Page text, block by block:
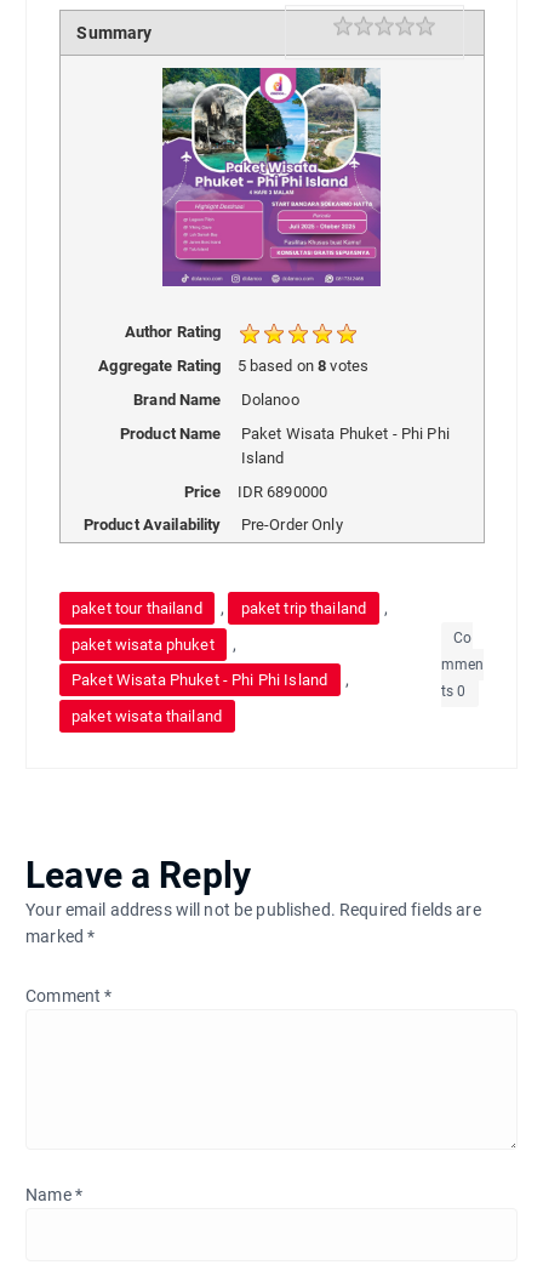
Summary Rating 1 star
2 stars
3 stars
4 stars
5 stars
Author Rating
Aggregate Rating
5based on8 votes
Brand Name
Dolanoo
Product Name
Paket Wisata Phuket - Phi Phi
Island
Price
IDR 6890000
Product Availability
Pre-Order Only
paket tour thailand , paket trip thailand ,
paket wisata phuket ,
Paket Wisata Phuket - Phi Phi Island ,
paket wisata thailand
Co
mmen
ts 0
Leave a Reply
Your email address will not be published. Required fields are
marked*
Comment*
Name*